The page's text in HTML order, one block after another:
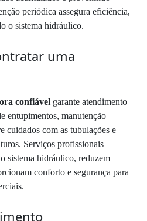
periódica assegura eficiência,
o sistema hidráulico.
uma
confiável garante atendimento
entupimentos, manutenção
cuidados com as tubulações e
Serviços profissionais
sistema hidráulico, reduzem
conforto e segurança para